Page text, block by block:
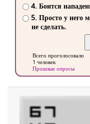
4. Боится
5. Просто у него
не сделать.
Всего проголосовало
1 человек
Прошлые опросы